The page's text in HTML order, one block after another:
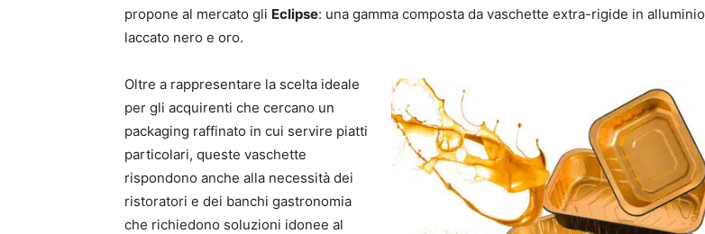
propone al mercato gli Eclipse: una gamma composta da vaschette extra-rigide in alluminio
laccato nero e oro.
Oltre a rappresentare la scelta ideale
per gli acquirenti che cercano un
packaging raffinato in cui servire piatti
particolari, queste vaschette
rispondono anche alla necessità dei
ristoratori e dei banchi gastronomia
che richiedono soluzioni idonee al